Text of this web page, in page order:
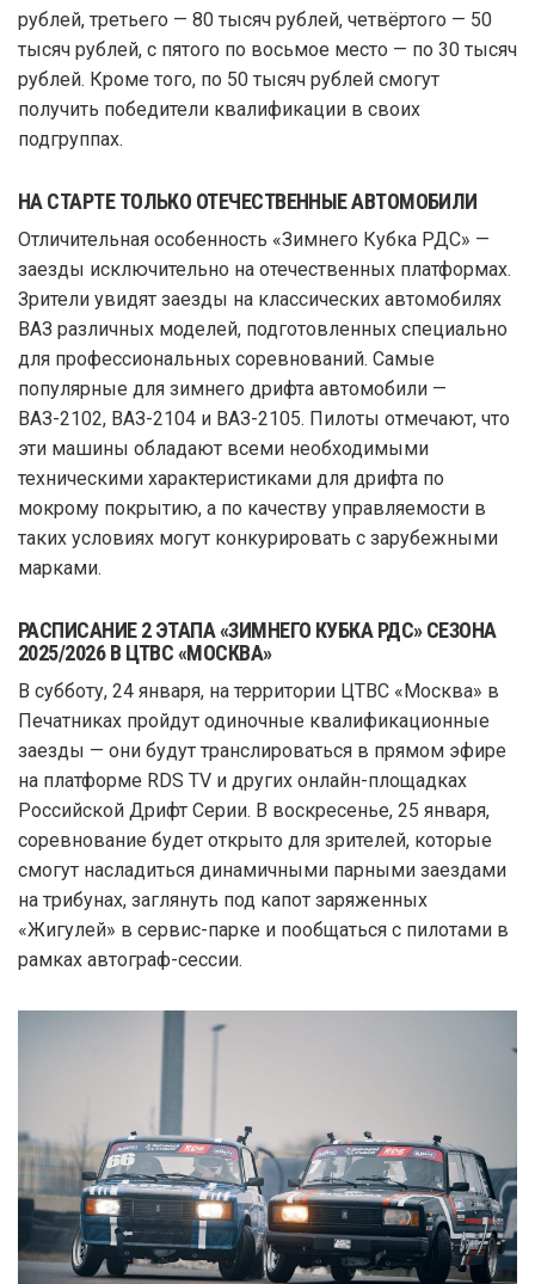
рублей, третьего — 80 тысяч рублей, четвёртого — 50
тысяч рублей, с пятого по восьмое место — по 30 тысяч
рублей. Кроме того, по 50 тысяч рублей смогут
получить победители квалификации в своих
подгруппах.
НА СТАРТЕ ТОЛЬКО ОТЕЧЕСТВЕННЫЕ АВТОМОБИЛИ
Отличительная особенность «Зимнего Кубка РДС» —
заезды исключительно на отечественных платформах.
Зрители увидят заезды на классических автомобилях
ВАЗ различных моделей, подготовленных специально
для профессиональных соревнований. Самые
популярные для зимнего дрифта автомобили —
ВАЗ-2102, ВАЗ-2104 и ВАЗ-2105. Пилоты отмечают, что
эти машины обладают всеми необходимыми
техническими характеристиками для дрифта по
мокрому покрытию, а по качеству управляемости в
таких условиях могут конкурировать с зарубежными
марками.
РАСПИСАНИЕ 2 ЭТАПА «ЗИМНЕГО КУБКА РДС» СЕЗОНА
2025/2026 В ЦТВС «МОСКВА»
В субботу, 24 января, на территории ЦТВС «Москва» в
Печатниках пройдут одиночные квалификационные
заезды — они будут транслироваться в прямом эфире
на платформе RDS TV и других онлайн-площадках
Российской Дрифт Серии. В воскресенье, 25 января,
соревнование будет открыто для зрителей, которые
смогут насладиться динамичными парными заездами
на трибунах, заглянуть под капот заряженных
«Жигулей» в сервис-парке и пообщаться с пилотами в
рамках автограф-сессии.